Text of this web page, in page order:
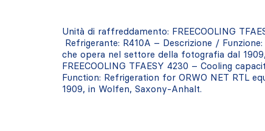
Unità di raffreddamento: FREECOOLING
Refrigerante: R410A – Descrizione /
che opera nel settore della fotografia dal
FREECOOLING TFAESY 4230 – Cooling
Function: Refrigeration for ORWO NET RTL
1909, in Wolfen, Saxony-Anhalt.